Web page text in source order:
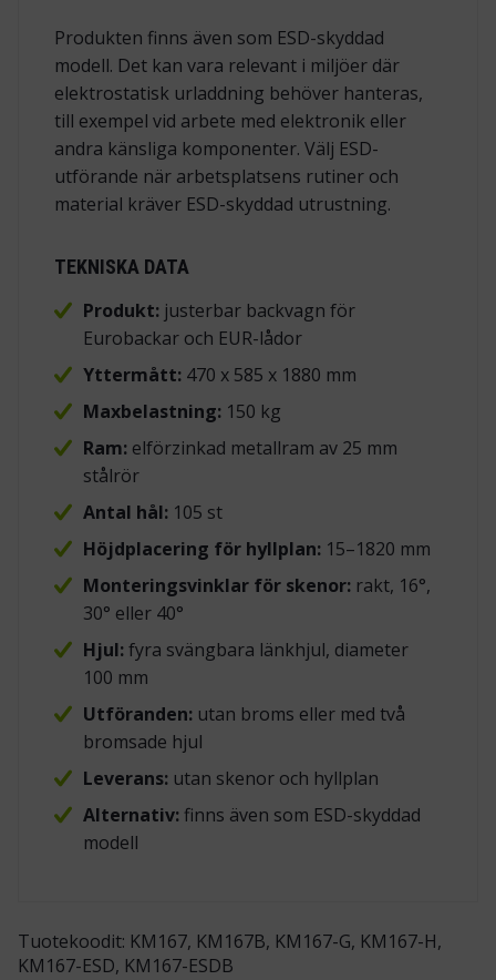
Produkten finns även som ESD-skyddad
modell. Det kan vara relevant i miljöer där
elektrostatisk urladdning behöver hanteras,
till exempel vid arbete med elektronik eller
andra känsliga komponenter. Välj ESD-
utförande när arbetsplatsens rutiner och
material kräver ESD-skyddad utrustning.
TEKNISKA DATA
Produkt:justerbar backvagn för
Eurobackar och EUR-lådor
Yttermått:470 x 585 x 1880 mm
Maxbelastning:150 kg
Ram:elförzinkad metallram av 25 mm
stålrör
Antal hål:105 st
Höjdplacering för hyllplan:15–1820 mm
Monteringsvinklar för skenor:rakt, 16°,
30° eller 40°
Hjul:fyra svängbara länkhjul, diameter
100 mm
Utföranden:utan broms eller med två
bromsade hjul
Leverans:utan skenor och hyllplan
Alternativ:finns även som ESD-skyddad
modell
Tuotekoodit: KM167, KM167B, KM167-G, KM167-H,
KM167-ESD, KM167-ESDB